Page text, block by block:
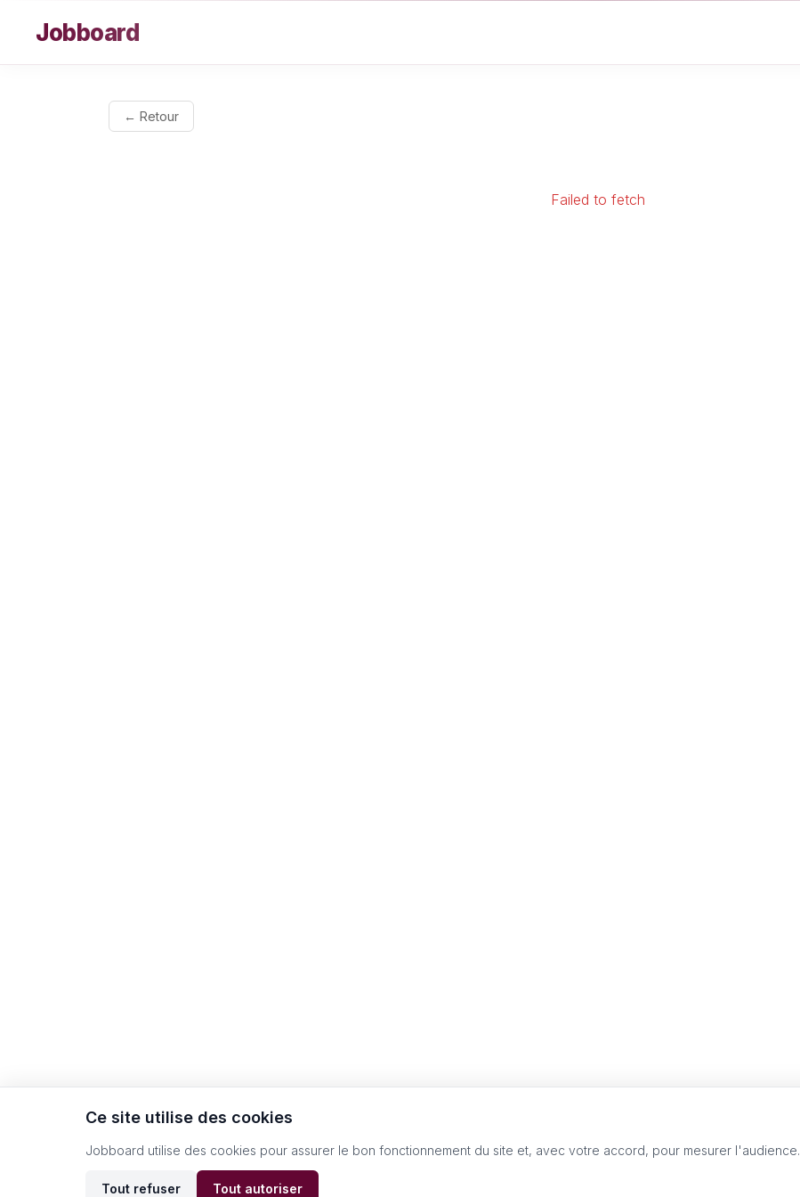
Jobboard
← Retour
Failed to fetch
Ce site utilise des cookies
Jobboard utilise des cookies pour assurer le bon fonctionnement du site et, avec votre accord, pour mesurer l'audience.
Tout refuser Tout autoriser